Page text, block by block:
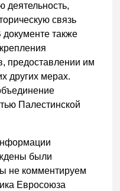
деятельность,
связь
документе также
предоставлении им
других мерах.
Палестинской
были
не комментируем
Евросоюза